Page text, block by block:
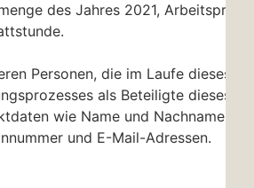
des Jahres 2021, Arbeitspreis
Personen, die im Laufe dieses
als Beteiligte dieses
wie Name und Nachname,
und E-Mail-Adressen.